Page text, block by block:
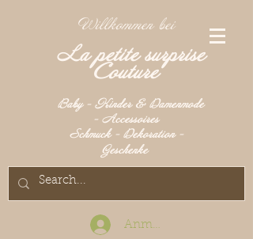
Willkommen bei
La petite surprise
Couture
Baby - Kinder & Damenmode
- Accessoires
Schmuck - Dekoration -
Geschenke
Anmelden